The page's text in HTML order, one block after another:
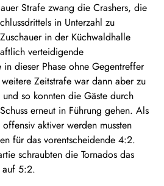
Strafe zwang die Crashers, die
in Unterzahl zu
in der Küchwaldhalle
verteidigende
dieser Phase ohne Gegentreffer
Zeitstrafe war dann aber zu
so konnten die Gäste durch
erneut in Führung gehen. Als
aktiver werden mussten
für das vorentscheidende 4:2.
schraubten die Tornados das
auf 5:2.